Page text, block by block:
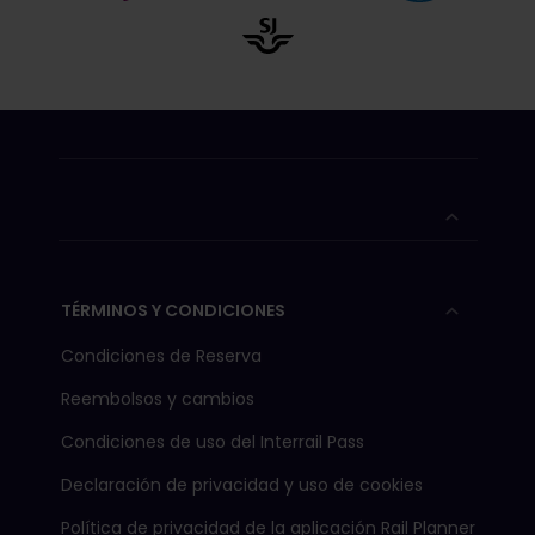
TÉRMINOS Y CONDICIONES
Condiciones de Reserva
Reembolsos y cambios
Condiciones de uso del Interrail Pass
Declaración de privacidad y uso de cookies
Política de privacidad de la aplicación Rail Planner